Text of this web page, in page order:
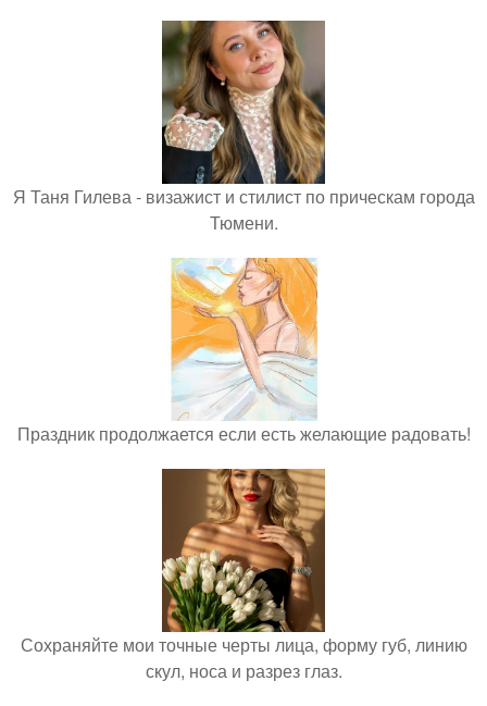
Я Таня Гилева - визажист и стилист по прическам города
Тюмени.
Праздник продолжается если есть желающие радовать!
Сохраняйте мои точные черты лица, форму губ, линию
скул, носа и разрез глаз.